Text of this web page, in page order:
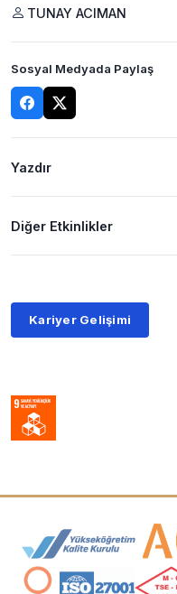
TUNAY ACIMAN
Sosyal Medyada Paylaş
Yazdır
Diğer Etkinlikler
Kariyer Gelişimi
Akreditasyon